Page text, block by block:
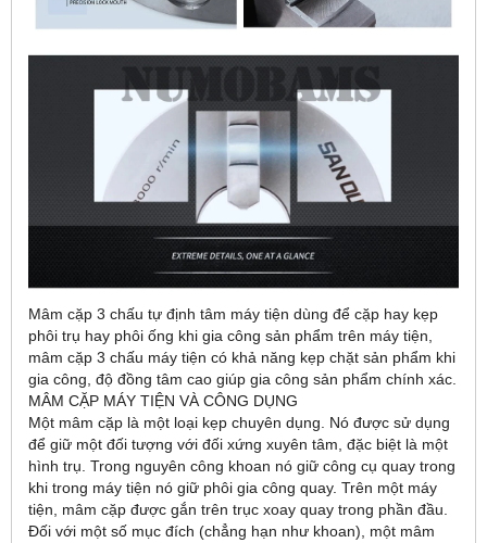
Mâm cặp 3 chấu tự định tâm máy tiện dùng để cặp hay kẹp
phôi trụ hay phôi ống khi gia công sản phẩm trên máy tiện,
mâm cặp 3 chấu máy tiện có khả năng kẹp chặt sản phẩm khi
gia công, độ đồng tâm cao giúp gia công sản phẩm chính xác.
MÂM CẶP MÁY TIỆN VÀ CÔNG DỤNG
Một mâm cặp là một loại kẹp chuyên dụng. Nó được sử dụng
để giữ một đối tượng với đối xứng xuyên tâm, đặc biệt là một
hình trụ. Trong nguyên công khoan nó giữ công cụ quay trong
khi trong máy tiện nó giữ phôi gia công quay. Trên một máy
tiện, mâm cặp được gắn trên trục xoay quay trong phần đầu.
Đối với một số mục đích (chẳng hạn như khoan), một mâm